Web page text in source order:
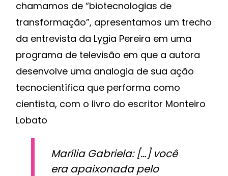
chamamos de “biotecnologias de
transformação”, apresentamos um trecho
da entrevista da Lygia Pereira em uma
programa de televisão em que a autora
desenvolve uma analogia de sua ação
tecnocientífica que performa como
cientista, com o livro do escritor Monteiro
Lobato
Marília Gabriela: […] você
era apaixonada pelo